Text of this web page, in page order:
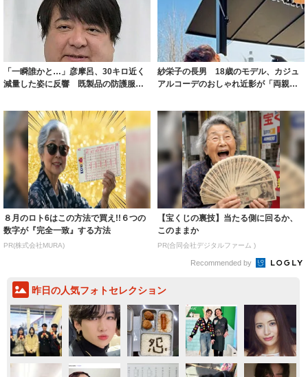
「一瞬誰かと…」彦摩呂、30キロ近く
減量した姿に反響 既製品の防護服が
紗栄子の長男 18歳のモデル、カジュ
アルコーデのおしゃれ近影が「両親の
８月のロト6はこの方法で買え!!６つの
数字が『完全一致』する方法
PR(株式会社MURA)
【宝くじの裏技】当たる側に回るか、
このままか
PR(合同会社デジタルファーム )
Recommended by
昨日の人気フォトセレクション